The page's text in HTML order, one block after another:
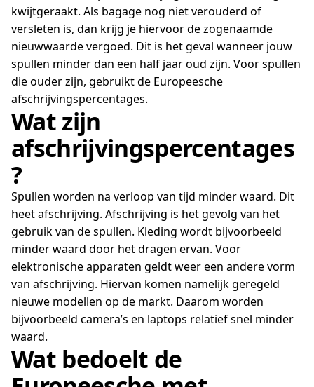
kwijtgeraakt. Als bagage nog niet verouderd of
versleten is, dan krijg je hiervoor de zogenaamde
nieuwwaarde vergoed. Dit is het geval wanneer jouw
spullen minder dan een half jaar oud zijn. Voor spullen
die ouder zijn, gebruikt de Europeesche
afschrijvingspercentages.
Wat zijn
afschrijvingspercentages
?
Spullen worden na verloop van tijd minder waard. Dit
heet afschrijving. Afschrijving is het gevolg van het
gebruik van de spullen. Kleding wordt bijvoorbeeld
minder waard door het dragen ervan. Voor
elektronische apparaten geldt weer een andere vorm
van afschrijving. Hiervan komen namelijk geregeld
nieuwe modellen op de markt. Daarom worden
bijvoorbeeld camera’s en laptops relatief snel minder
waard.
Wat bedoelt de